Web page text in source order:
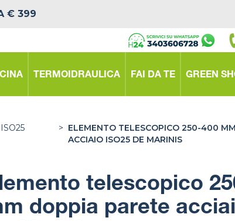
€ 399
TERMOIDRAULICA FAI DA TE GREEN
> ELEMENTO TELESCOPICO 250-400
ACCIAIO ISO25 DE MARINIS
telescopico
doppia parete